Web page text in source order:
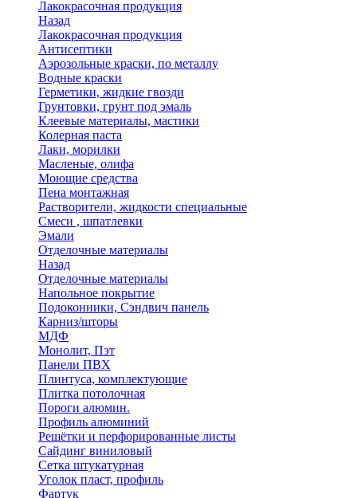
Лакокрасочная продукция
Назад
Лакокрасочная продукция
Антисептики
Аэрозольные краски, по металлу
Водные краски
Герметики, жидкие гвозди
Грунтовки, грунт под эмаль
Клеевые материалы, мастики
Колерная паста
Лаки, морилки
Масленые, олифа
Моющие средства
Пена монтажная
Растворители, жидкости специальные
Смеси , шпатлевки
Эмали
Отделочные материалы
Назад
Отделочные материалы
Напольное покрытие
Подоконники, Сэндвич панель
Карниз/шторы
МДФ
Монолит, Пэт
Панели ПВХ
Плинтуса, комплектующие
Плитка потолочная
Пороги алюмин.
Профиль алюминий
Решётки и перфорированные листы
Сайдинг виниловый
Сетка штукатурная
Уголок пласт, профиль
Фартук